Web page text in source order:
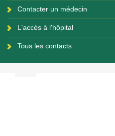
Contacter un médecin
L'accès à l'hôpital
Tous les contacts